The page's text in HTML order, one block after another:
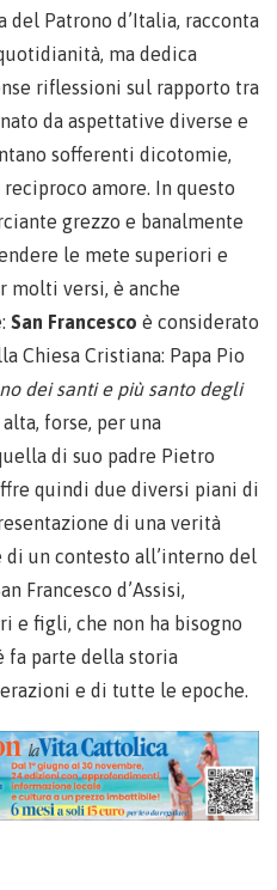
Patrono d’Italia, racconta
ma dedica
riflessioni sul rapporto tra
da aspettative diverse e
sofferenti dicotomie,
amore. In questo
grezzo e banalmente
le mete superiori e
molti versi, è anche
San Francesco è considerato
Chiesa Cristiana: Papa Pio
dei santi e più santo degli
forse, per una
di suo padre Pietro
quindi due diversi piani di
di una verità
un contesto all’interno del
Francesco d’Assisi,
e figli, che non ha bisogno
parte della storia
e di tutte le epoche.